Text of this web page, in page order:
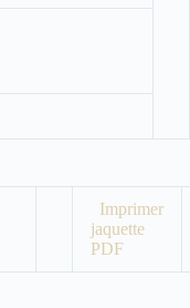
Imprimer
jaquette
PDF